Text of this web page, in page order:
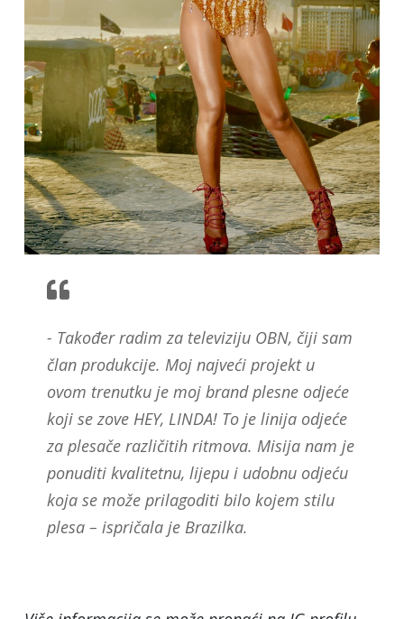
- Također radim za televiziju OBN, čiji sam
član produkcije. Moj najveći projekt u
ovom trenutku je moj brand plesne odjeće
koji se zove HEY, LINDA! To je linija odjeće
za plesače različitih ritmova. Misija nam je
ponuditi kvalitetnu, lijepu i udobnu odjeću
koja se može prilagoditi bilo kojem stilu
plesa – ispričala je Brazilka.